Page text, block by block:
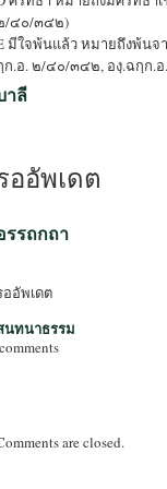
/๔๐/๓๔๒)
มีใจพ้นแล้ว หมายถึงพ้นจ
ก.อ. ๒/๔๐/๓๔๒, องฺ.ฉกฺก.
าลี
ออัพเดต
รรถกถา
ออัพเดต
นทนาธรรม
comments
are closed.